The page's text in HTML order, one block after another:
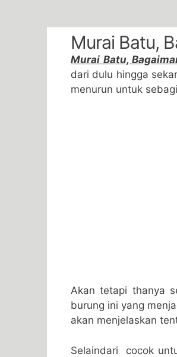
Murai Batu,
Murai Batu,
dari dulu hingga
menurun untuk
Akan tetapi thanya
burung ini yang
akan menjelaskan
Selaindari cocok